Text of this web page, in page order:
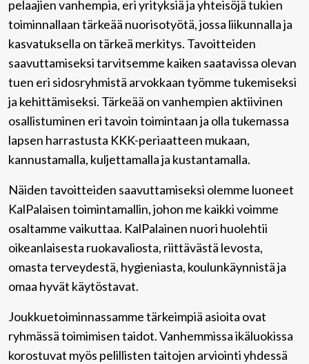
pelaajien vanhempia, eri yrityksiä ja yhteisöjä tukien
toiminnallaan tärkeää nuorisotyötä, jossa liikunnalla ja
kasvatuksella on tärkeä merkitys. Tavoitteiden
saavuttamiseksi tarvitsemme kaiken saatavissa olevan
tuen eri sidosryhmistä arvokkaan työmme tukemiseksi
ja kehittämiseksi. Tärkeää on vanhempien aktiivinen
osallistuminen eri tavoin toimintaan ja olla tukemassa
lapsen harrastusta KKK-periaatteen mukaan,
kannustamalla, kuljettamalla ja kustantamalla.
Näiden tavoitteiden saavuttamiseksi olemme luoneet
KalPalaisen toimintamallin, johon me kaikki voimme
osaltamme vaikuttaa. KalPalainen nuori huolehtii
oikeanlaisesta ruokavaliosta, riittävästä levosta,
omasta terveydestä, hygieniasta, koulunkäynnistä ja
omaa hyvät käytöstavat.
Joukkuetoiminnassamme tärkeimpiä asioita ovat
ryhmässä toimimisen taidot. Vanhemmissa ikäluokissa
korostuvat myös pelillisten taitojen arviointi yhdessä